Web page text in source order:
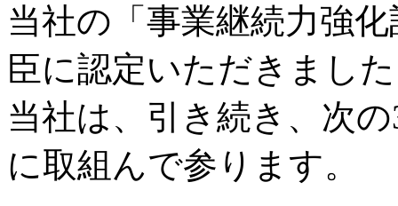
当社の「事業継続力強
臣に認定いただきまし
当社は、引き続き、次
に取組んで参ります。